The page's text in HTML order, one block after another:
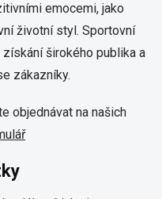
emocemi, jako
životní styl. Sportovní
širokého publika a
zákazníky.
objednávat na našich